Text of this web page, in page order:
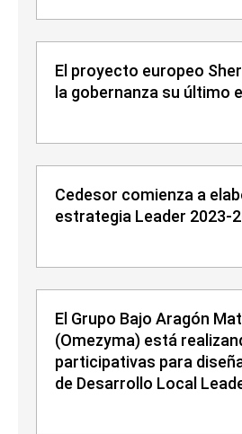
El proyecto europeo
la gobernanza su último
Cedesor comienza a
estrategia Leader 2023-
El Grupo Bajo Aragón
(Omezyma) está
participativas para
de Desarrollo Local